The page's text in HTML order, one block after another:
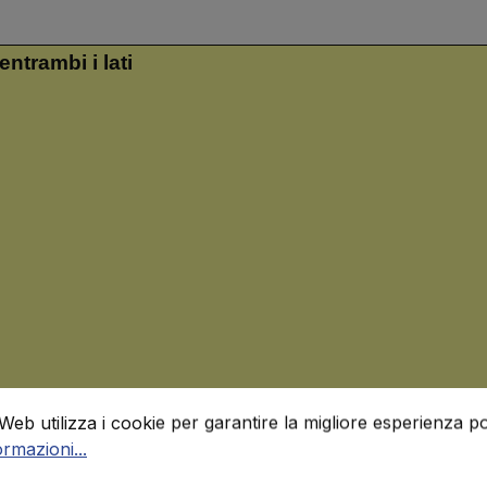
i lati
cookie
utilizza i cookie per garantire la migliore esperienza
utilizza i cookie per garantire la migliore esperienza